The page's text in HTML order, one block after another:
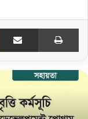
Share via Email